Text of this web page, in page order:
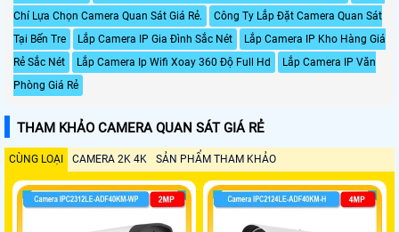
Chí Lựa Chọn Camera Quan Sát Giá Rẻ.
Công Ty Lắp Đặt Camera Quan Sát
Tại Bến Tre
Lắp Camera IP Gia Đình Sắc Nét
Lắp Camera IP Kho Hàng Giá
Rẻ Sắc Nét
Lắp Camera Ip Wifi Xoay 360 Độ Full Hd
Lắp Camera IP Văn
Phòng Giá Rẻ
THAM KHẢO CAMERA QUAN SÁT GIÁ RẺ
CÙNG LOẠI CAMERA 2K 4K SẢN PHẨM THAM KHẢO